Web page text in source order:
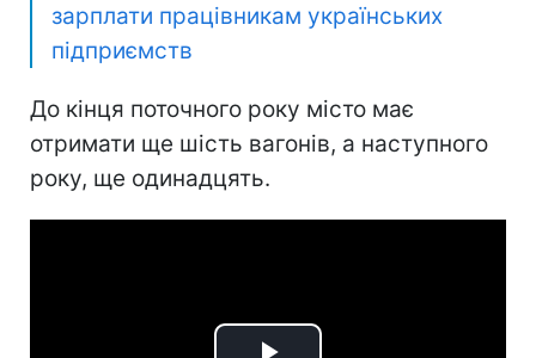
зарплати працівникам українських
підприємств
До кінця поточного року місто має
отримати ще шість вагонів, а наступного
року, ще одинадцять.